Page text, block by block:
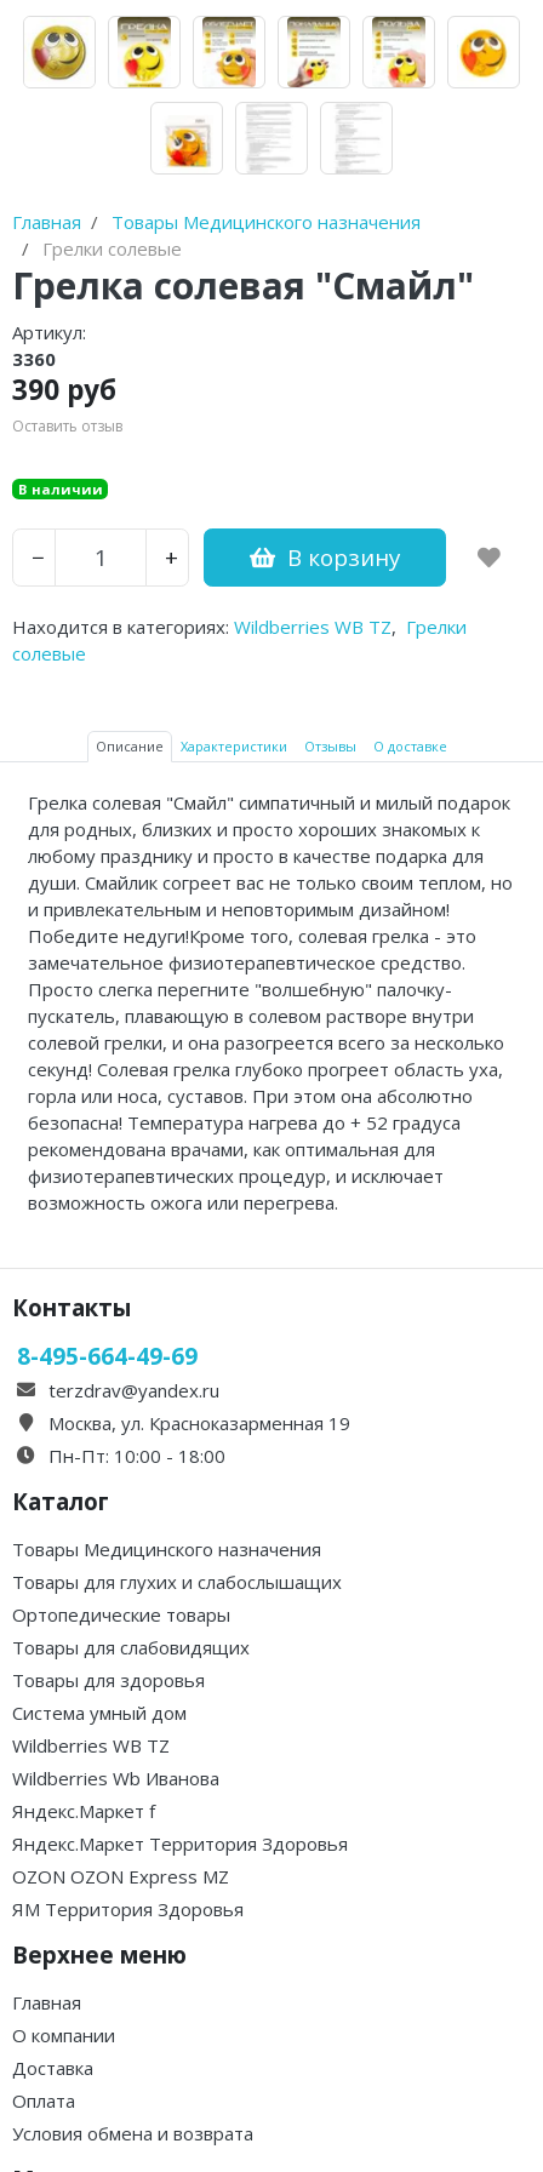
Главная
Товары Медицинского назначения
Грелки солевые
Грелка солевая "Смайл"
Артикул:
3360
390 руб
Оставить отзыв
В наличии
− + В корзину
Находится в категориях: Wildberries WB TZ, Грелки
солевые
Описание Характеристики Отзывы О доставке
Грелка солевая "Смайл" симпатичный и милый подарок
для родных, близких и просто хороших знакомых к
любому празднику и просто в качестве подарка для
души. Смайлик согреет вас не только своим теплом, но
и привлекательным и неповторимым дизайном!
Победите недуги!Кроме того, солевая грелка - это
замечательное физиотерапевтическое средство.
Просто слегка перегните "волшебную" палочку-
пускатель, плавающую в солевом растворе внутри
солевой грелки, и она разогреется всего за несколько
секунд! Солевая грелка глубоко прогреет область уха,
горла или носа, суставов. При этом она абсолютно
безопасна! Температура нагрева до + 52 градуса
рекомендована врачами, как оптимальная для
физиотерапевтических процедур, и исключает
возможность ожога или перегрева.
Контакты
8-495-664-49-69
terzdrav@yandex.ru
Москва, ул. Красноказарменная 19
Пн-Пт: 10:00 - 18:00
Каталог
Товары Медицинского назначения
Товары для глухих и слабослышащих
Ортопедические товары
Товары для слабовидящих
Товары для здоровья
Система умный дом
Wildberries WB TZ
Wildberries Wb Иванова
Яндекс.Маркет f
Яндекс.Маркет Территория Здоровья
OZON OZON Express MZ
ЯМ Территория Здоровья
Верхнее меню
Главная
О компании
Доставка
Оплата
Условия обмена и возврата
Диски балансировочные
Очистители полости рта
Устройства от храпа
Молокоотсосы
Спринцовки
Гимнастические мячи (фитболы)
Фототерапевтические аппараты
Пульсоксиметры
Устройства для стерилизации и
Аптечки и таблетницы
Контейнеры для биоматериалов
Резиновые грелки
Кислородные устройства
Медицинские иглы и катетеры
Медицинские перчатки
Экспресс-тесты Covid 19
Акупунктурные иглы
Санитарные приспособления
Каталог 1